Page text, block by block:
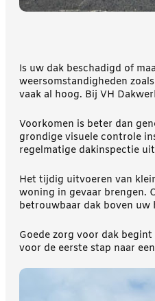
Is uw dak beschadigd of
weersomstandigheden
vaak al hoog. Bij VH
Voorkomen is beter dan
grondige visuele controle
regelmatige dakinspectie
Het tijdig uitvoeren van
woning in gevaar brengen.
betrouwbaar dak boven uw
Goede zorg voor dak
voor de eerste stap naar